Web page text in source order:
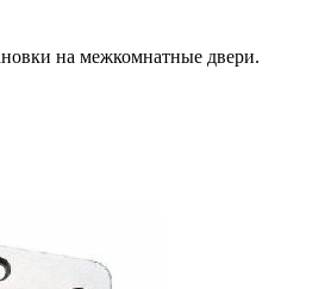
на межкомнатные двери.